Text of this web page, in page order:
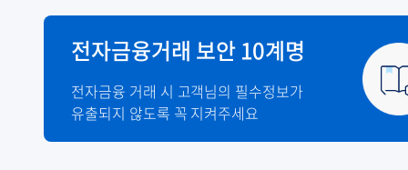
전자금융거래 보안 10계명
전자금융 거래 시 고객님의 필수정보가
유출되지 않도록 꼭 지켜주세요